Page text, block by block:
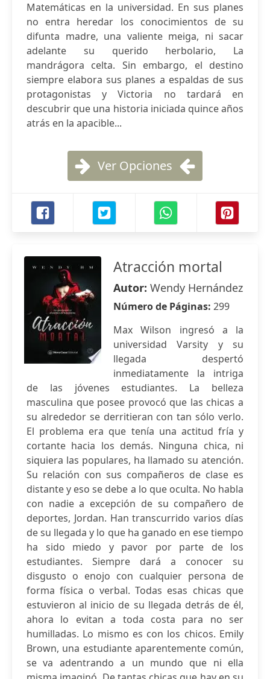
Matemáticas en la universidad. En sus planes
no entra heredar los conocimientos de su
difunta madre, una valiente meiga, ni sacar
adelante su querido herbolario, La
mandrágora celta. Sin embargo, el destino
siempre elabora sus planes a espaldas de sus
protagonistas y Victoria no tardará en
descubrir que una historia iniciada quince años
atrás en la apacible...
Ver Opciones
Atracción mortal
Autor: Wendy Hernández
Número de Páginas: 299
Max Wilson ingresó a la
universidad Varsity y su
llegada despertó
inmediatamente la intriga
de las jóvenes estudiantes. La belleza
masculina que posee provocó que las chicas a
su alrededor se derritieran con tan sólo verlo.
El problema era que tenía una actitud fría y
cortante hacia los demás. Ninguna chica, ni
siquiera las populares, ha llamado su atención.
Su relación con sus compañeros de clase es
distante y eso se debe a lo que oculta. No habla
con nadie a excepción de su compañero de
deportes, Jordan. Han transcurrido varios días
de su llegada y lo que ha ganado en ese tiempo
ha sido miedo y pavor por parte de los
estudiantes. Siempre dará a conocer su
disgusto o enojo con cualquier persona de
forma física o verbal. Todas esas chicas que
estuvieron al inicio de su llegada detrás de él,
ahora lo evitan a toda costa para no ser
humilladas. Lo mismo es con los chicos. Emily
Brown, una estudiante aparentemente común,
se va adentrando a un mundo que ni ella